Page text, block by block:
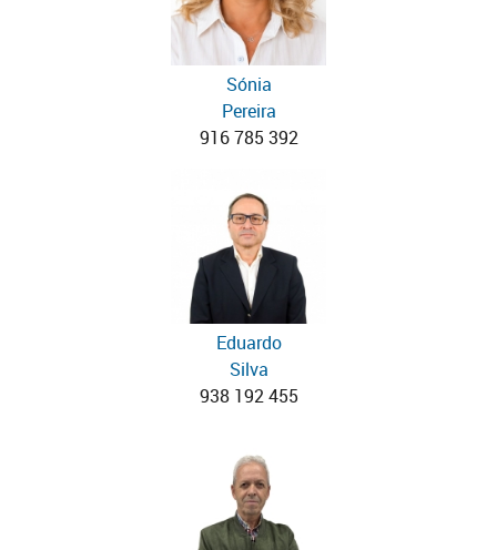
Sónia
Pereira
916 785 392
Eduardo
Silva
938 192 455